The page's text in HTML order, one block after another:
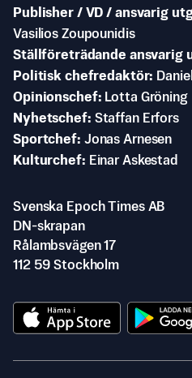
Publisher / VD / ansvarig
Vasilios Zoupounidis
Ställföreträdande ansvarig
Politisk chefredaktör
Opinionschef
Lotta Gröning
Nyhetschef Staffan Erfors
Sportchef Jonas Arnesen
Kulturchef
Einar Askestad
Svenska Epoch Times AB
DN-skrapan
Rålambsvägen 17
112 59 Stockholm